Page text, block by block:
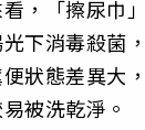
，「擦尿巾
下消毒殺菌
狀態差異大
被洗乾淨。